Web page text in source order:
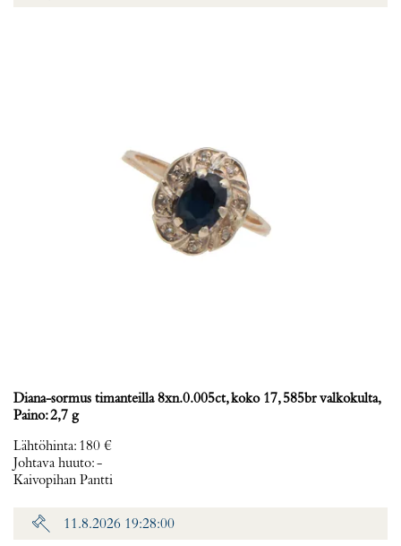
Diana-sormus timanteilla 8xn.0.005ct, koko 17, 585br valkokulta,
Paino: 2,7 g
Lähtöhinta: 180 €
Johtava huuto:-
Kaivopihan Pantti
11.8.2026 19:28:00